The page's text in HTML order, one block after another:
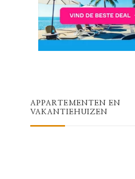
APPARTEMENTEN EN
VAKANTIEHUIZEN